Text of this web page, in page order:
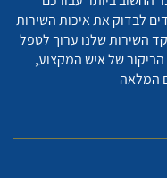
לבדוק את איכות השירות
השירות שלנו ערוך לטפל
של איש המקצוע,
המלאה